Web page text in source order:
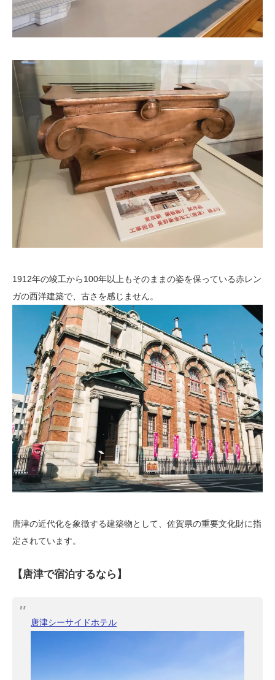
1912年の竣工から100年以上もそのままの姿を保っている赤レン
ガの西洋建築で、古さを感じません。
唐津の近代化を象徴する建築物として、佐賀県の重要文化財に指
定されています。
【唐津で宿泊するなら】
唐津シーサイドホテル